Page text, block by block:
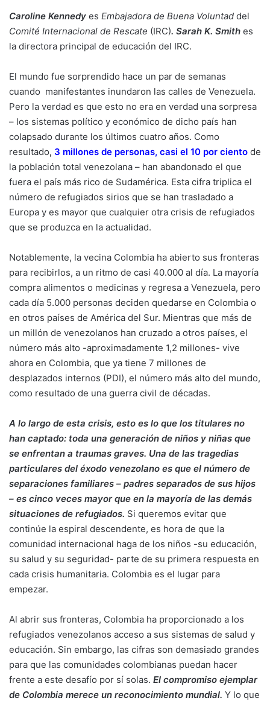
Caroline Kennedy es Embajadora de Buena Voluntad del
Comité Internacional de Rescate (IRC). Sarah K. Smith es
la directora principal de educación del IRC.
El mundo fue sorprendido hace un par de semanas
cuando manifestantes inundaron las calles de Venezuela.
Pero la verdad es que esto no era en verdad una sorpresa
– los sistemas político y económico de dicho país han
colapsado durante los últimos cuatro años. Como
resultado, 3 millones de personas, casi el 10 por ciento de
la población total venezolana – han abandonado el que
fuera el país más rico de Sudamérica. Esta cifra triplica el
número de refugiados sirios que se han trasladado a
Europa y es mayor que cualquier otra crisis de refugiados
que se produzca en la actualidad.
Notablemente, la vecina Colombia ha abierto sus fronteras
para recibirlos, a un ritmo de casi 40.000 al día. La mayoría
compra alimentos o medicinas y regresa a Venezuela, pero
cada día 5.000 personas deciden quedarse en Colombia o
en otros países de América del Sur. Mientras que más de
un millón de venezolanos han cruzado a otros países, el
número más alto -aproximadamente 1,2 millones- vive
ahora en Colombia, que ya tiene 7 millones de
desplazados internos (PDI), el número más alto del mundo,
como resultado de una guerra civil de décadas.
A lo largo de esta crisis, esto es lo que los titulares no
han captado: toda una generación de niños y niñas que
se enfrentan a traumas graves. Una de las tragedias
particulares del éxodo venezolano es que el número de
separaciones familiares – padres separados de sus hijos
– es cinco veces mayor que en la mayoría de las demás
situaciones de refugiados. Si queremos evitar que
continúe la espiral descendente, es hora de que la
comunidad internacional haga de los niños -su educación,
su salud y su seguridad- parte de su primera respuesta en
cada crisis humanitaria. Colombia es el lugar para
empezar.
Al abrir sus fronteras, Colombia ha proporcionado a los
refugiados venezolanos acceso a sus sistemas de salud y
educación. Sin embargo, las cifras son demasiado grandes
para que las comunidades colombianas puedan hacer
frente a este desafío por sí solas. El compromiso ejemplar
de Colombia merece un reconocimiento mundial. Y lo que